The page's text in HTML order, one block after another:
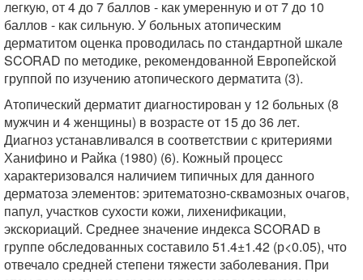
легкую, от 4 до 7 баллов - как умеренную и от 7 до 10
баллов - как сильную. У больных атопическим
дерматитом оценка проводилась по стандартной шкале
SCORAD по методике, рекомендованной Европейской
группой по изучению атопического дерматита (3).
Атопический дерматит диагностирован у 12 больных (8
мужчин и 4 женщины) в возрасте от 15 до 36 лет.
Диагноз устанавливался в соответствии с критериями
Ханифино и Райка (1980) (6). Кожный процесс
характеризовался наличием типичных для данного
дерматоза элементов: эритематозно-сквамозных очагов,
папул, участков сухости кожи, лихенификации,
экскориаций. Среднее значение индекса SCORAD в
группе обследованных составило 51.4±1.42 (р<0.05), что
отвечало средней степени тяжести заболевания. При